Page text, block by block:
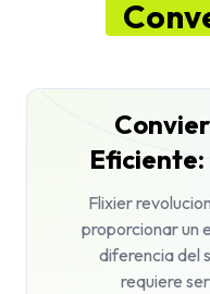
Flixier
proporcionar un
diferencia del
requiere